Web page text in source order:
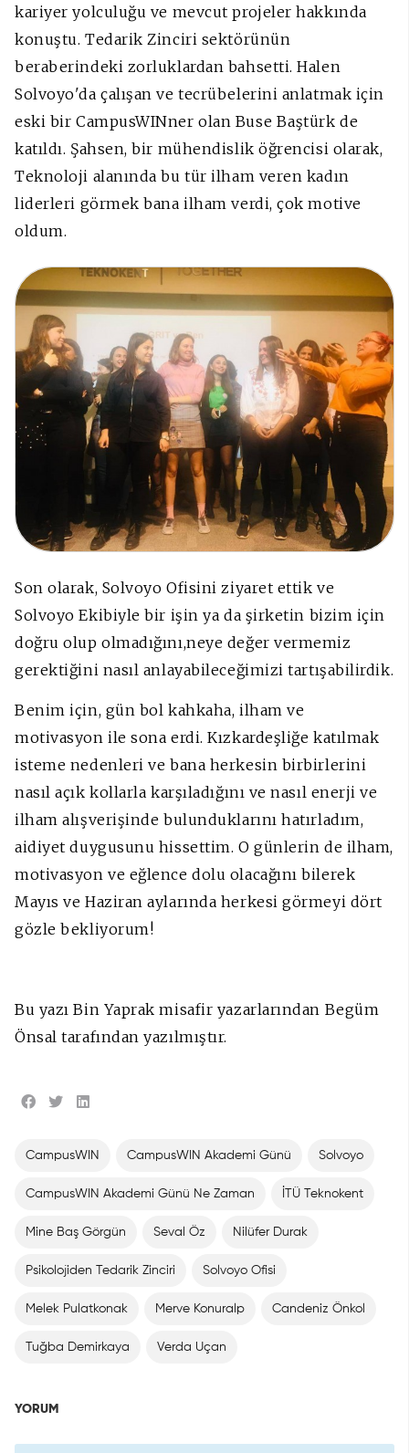
kariyer yolculuğu ve mevcut projeler hakkında
konuştu. Tedarik Zinciri sektörünün
beraberindeki zorluklardan bahsetti. Halen
Solvoyo'da çalışan ve tecrübelerini anlatmak için
eski bir CampusWINner olan Buse Baştürk de
katıldı. Şahsen, bir mühendislik öğrencisi olarak,
Teknoloji alanında bu tür ilham veren kadın
liderleri görmek bana ilham verdi, çok motive
oldum.
Son olarak, Solvoyo Ofisini ziyaret ettik ve
Solvoyo Ekibiyle bir işin ya da şirketin bizim için
doğru olup olmadığını,neye değer vermemiz
gerektiğini nasıl anlayabileceğimizi tartışabilirdik.
Benim için, gün bol kahkaha, ilham ve
motivasyon ile sona erdi. Kızkardeşliğe katılmak
isteme nedenleri ve bana herkesin birbirlerini
nasıl açık kollarla karşıladığını ve nasıl enerji ve
ilham alışverişinde bulunduklarını hatırladım,
aidiyet duygusunu hissettim. O günlerin de ilham,
motivasyon ve eğlence dolu olacağını bilerek
Mayıs ve Haziran aylarında herkesi görmeyi dört
gözle bekliyorum!
Bu yazı Bin Yaprak misafir yazarlarından Begüm
Önsal tarafından yazılmıştır.
CampusWIN CampusWIN Akademi Günü Solvoyo
CampusWIN Akademi Günü Ne Zaman İTÜ Teknokent
Mine Baş Görgün Seval Öz Nilüfer Durak
Psikolojiden Tedarik Zinciri Solvoyo Ofisi
Melek Pulatkonak Merve Konuralp Candeniz Önkol
Tuğba Demirkaya Verda Uçan
YORUM